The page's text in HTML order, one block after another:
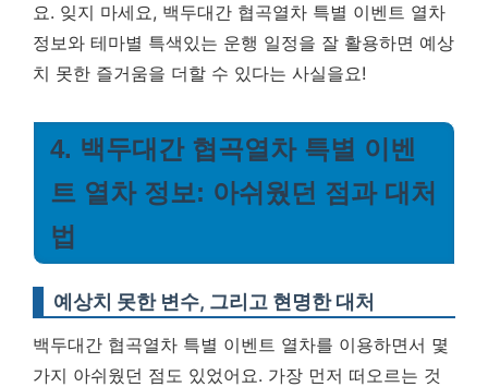
요. 잊지 마세요, 백두대간 협곡열차 특별 이벤트 열차
정보와 테마별 특색있는 운행 일정을 잘 활용하면 예상
치 못한 즐거움을 더할 수 있다는 사실을요!
4. 백두대간 협곡열차 특별 이벤
트 열차 정보: 아쉬웠던 점과 대처
법
예상치 못한 변수, 그리고 현명한 대처
백두대간 협곡열차 특별 이벤트 열차를 이용하면서 몇
가지 아쉬웠던 점도 있었어요. 가장 먼저 떠오르는 것